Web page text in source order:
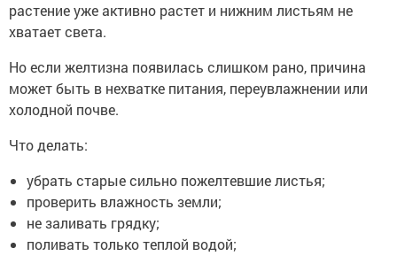
растение уже активно растет и нижним листьям не
хватает света.
Но если желтизна появилась слишком рано, причина
может быть в нехватке питания, переувлажнении или
холодной почве.
Что делать:
убрать старые сильно пожелтевшие листья;
проверить влажность земли;
не заливать грядку;
поливать только теплой водой;